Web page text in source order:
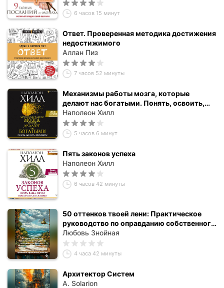
6 часов 15 минут
Ответ. Проверенная методика достижения
недостижимого
Аллан Пиз
7 часов 52 минуты
Механизмы работы мозга, которые
делают нас богатыми. Понять, освоить,
применить!
Наполеон Хилл
5 часов 6 минут
Пять законов успеха
Наполеон Хилл
6 часов 42 минуты
50 оттенков твоей лени: Практическое
руководство по оправданию собственного
безделья и превращению его в источник
дохода-Книга о самообмане и о том, как
принимать правильные решения
Любовь Знойная
4 часа 42 минуты
Архитектор Систем
A. Solarion